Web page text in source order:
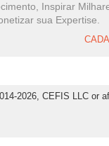
Inspirar
sua Expertise.
2026, CEFIS LLC or